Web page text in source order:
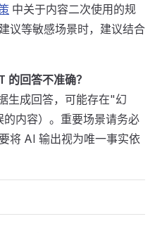
中关于内容二次使用的规
议等敏感场景时，建议结合
回答不准确？
生成回答，可能存在"幻
内容）。重要场景请务必
将 AI 输出视为唯一事实依